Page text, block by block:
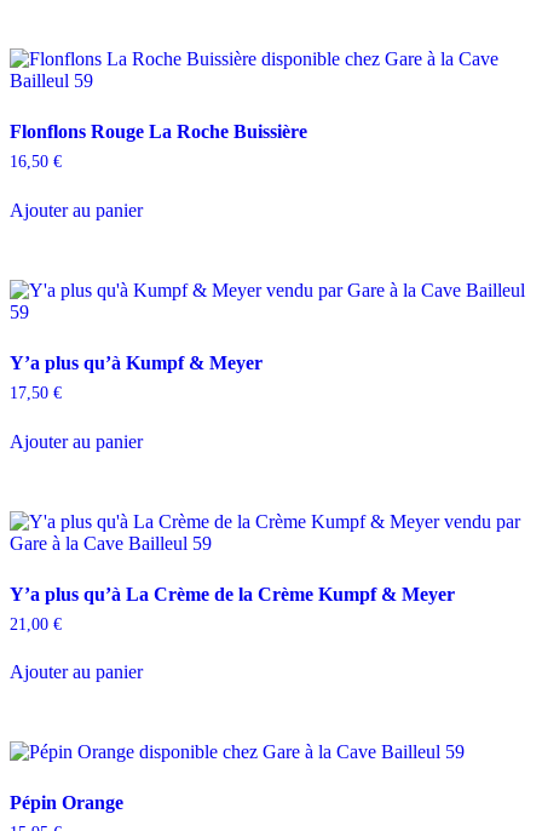
Flonflons Rouge La Roche Buissière
16,50 €
Ajouter au panier
Y’a plus qu’à Kumpf & Meyer
17,50 €
Ajouter au panier
Y’a plus qu’à La Crème de la Crème Kumpf & Meyer
21,00 €
Ajouter au panier
Pépin Orange